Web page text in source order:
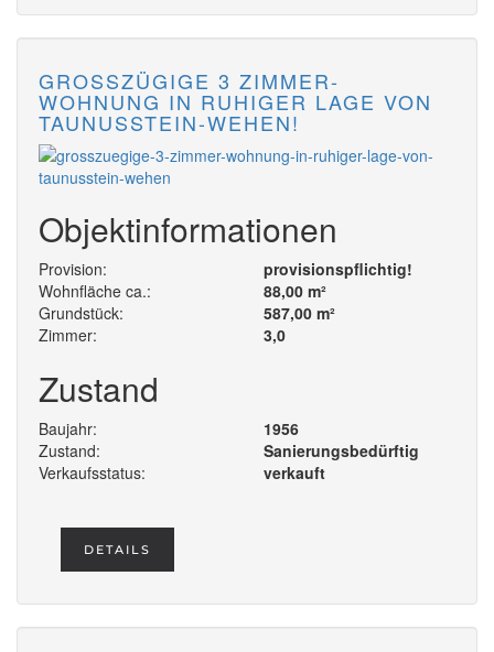
GROSSZÜGIGE 3 ZIMMER-W
OHNUNG IN RUHIGER LAGE VON T
AUNUSSTEIN-WEHEN!
Objektinformationen
Provision:
provisionspflichtig!
Wohnfläche ca.:
88,00 m²
Grundstück:
587,00 m²
Zimmer:
3,0
Zustand
Baujahr:
1956
Zustand:
Sanierungsbedürftig
Verkaufsstatus:
verkauft
DETAILS